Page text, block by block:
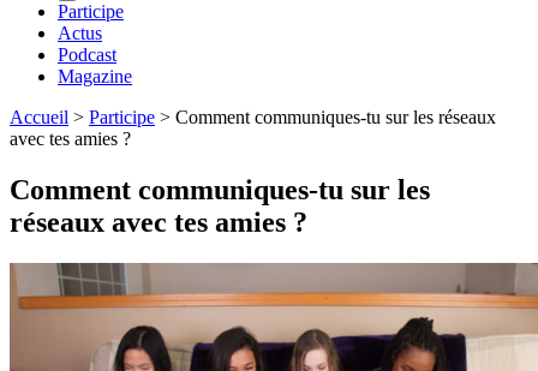
Participe
Actus
Podcast
Magazine
Accueil > Participe > Comment communiques-tu sur les réseaux
avec tes amies ?
Comment communiques-tu sur les
réseaux avec tes amies ?